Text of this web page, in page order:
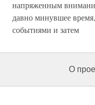
напряженным
давно минувшее
событиями и затем
О